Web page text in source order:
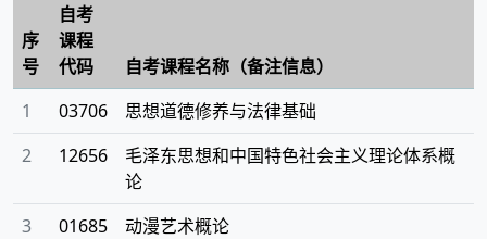
序
号
自考
课程
代码
自考课程名称（备注信息）
1
03706 思想道德修养与法律基础
2
12656
毛泽东思想和中国特色社会主义理论体系概
论
3 01685 动漫艺术概论